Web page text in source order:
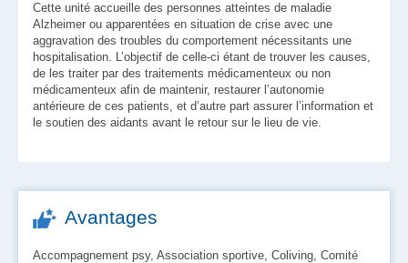
Cette unité accueille des personnes atteintes de maladie
Alzheimer ou apparentées en situation de crise avec une
aggravation des troubles du comportement nécessitants une
hospitalisation. L’objectif de celle-ci étant de trouver les causes,
de les traiter par des traitements médicamenteux ou non
médicamenteux afin de maintenir, restaurer l’autonomie
antérieure de ces patients, et d’autre part assurer l’information et
le soutien des aidants avant le retour sur le lieu de vie.
Avantages
Accompagnement psy, Association sportive, Coliving, Comité